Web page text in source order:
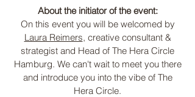
About the initiator of the event:
On this event you will be welcomed by
Laura Reimers, creative consultant &
strategist and Head of The Hera Circle
Hamburg. We can't wait to meet you there
and introduce you into the vibe of The
Hera Circle.